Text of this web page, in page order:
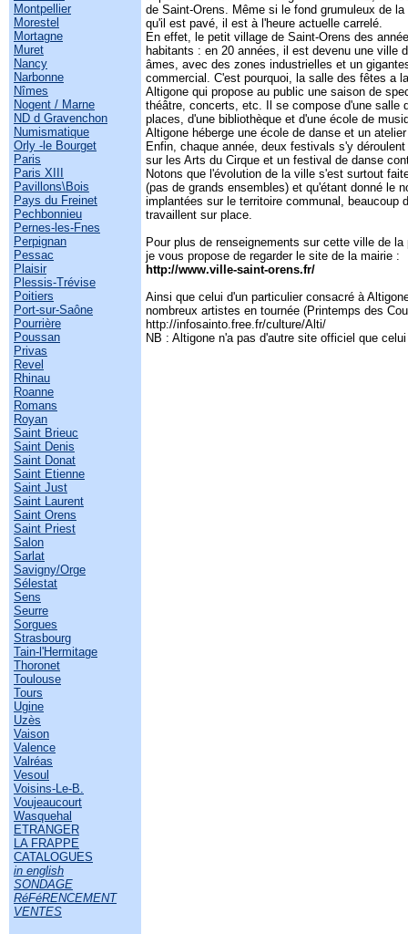
Montpellier
Morestel
Mortagne
Muret
Nancy
Narbonne
Nîmes
Nogent / Marne
ND d Gravenchon
Numismatique
Orly -le Bourget
Paris
Paris XIII
Pavillons\Bois
Pays du Freinet
Pechbonnieu
Pernes-les-Fnes
Perpignan
Pessac
Plaisir
Plessis-Trévise
Poitiers
Port-sur-Saône
Pourrière
Poussan
Privas
Revel
Rhinau
Roanne
Romans
Royan
Saint Brieuc
Saint Denis
Saint Donat
Saint Etienne
Saint Just
Saint Laurent
Saint Orens
Saint Priest
Salon
Sarlat
Savigny/Orge
Sélestat
Sens
Seurre
Sorgues
Strasbourg
Tain-l'Hermitage
Thoronet
Toulouse
Tours
Ugine
Uzès
Vaison
Valence
Valréas
Vesoul
Voisins-Le-B.
Voujeaucourt
Wasquehal
ETRANGER
LA FRAPPE
CATALOGUES
in english
SONDAGE
RéFéRENCEMENT
VENTES
de Saint-Orens. Même si le fond grumuleux de
qu'il est pavé, il est à l'heure actuelle carrelé.
En effet, le petit village de Saint-Orens des
habitants : en 20 années, il est devenu une ville
âmes, avec des zones industrielles et un
commercial. C'est pourquoi, la salle des fêtes a
Altigone qui propose au public une saison de
théâtre, concerts, etc. Il se compose d'une salle
places, d'une bibliothèque et d'une école de
Altigone héberge une école de danse et un
Enfin, chaque année, deux festivals s'y
sur les Arts du Cirque et un festival de danse
Notons que l'évolution de la ville s'est surtout
(pas de grands ensembles) et qu'étant donné le
implantées sur le territoire communal, beaucoup
travaillent sur place.
Pour plus de renseignements sur cette ville de la
je vous propose de regarder le site de la mairie :
http://www.ville-saint-orens.fr/
Ainsi que celui d'un particulier consacré à
nombreux artistes en tournée (Printemps des
http://infosainto.free.fr/culture/Alti/
NB : Altigone n'a pas d'autre site officiel que